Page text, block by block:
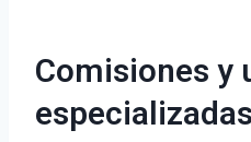
Comisiones y
especializadas